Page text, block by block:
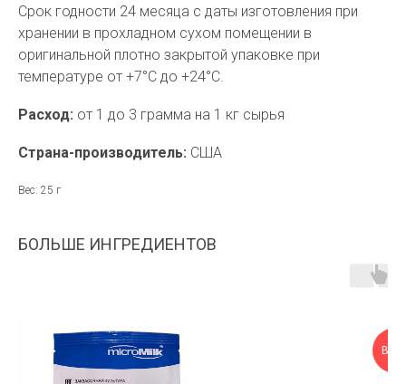
Срок годности 24 месяца с даты изготовления при
хранении в прохладном сухом помещении в
оригинальной плотно закрытой упаковке при
температуре от +7°С до +24°С.
Расход: от 1 до 3 грамма на 1 кг сырья
Страна-производитель: США
Вес: 25 г
БОЛЬШЕ ИНГРЕДИЕНТОВ